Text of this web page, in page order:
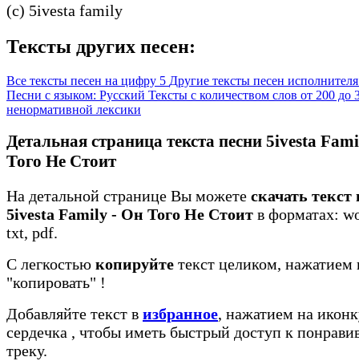
(c) 5ivesta family
Тексты других песен:
Все тексты песен на цифру 5 Другие тексты песен
Песни с языком: Русский Тексты с количеством слов от 200 до
ненормативной лексики
Детальная страница текста песни 5ivesta
Того Не Стоит
На детальной странице Вы можете скачать текст
5ivesta Family - Он Того Не Стоит в форматах:
txt, pdf.
С легкостью копируйте текст целиком, нажатием
"копировать" !
Добавляйте текст в избранное, нажатием на
сердечка , чтобы иметь быстрый доступ к
треку.